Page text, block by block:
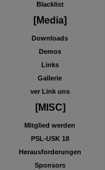
Blacklist
[Media]
Downloads
Demos
Links
Gallerie
ver Link uns
[MISC]
Mitglied werden
PSL-USK 18
Herausforderungen
Sponsors